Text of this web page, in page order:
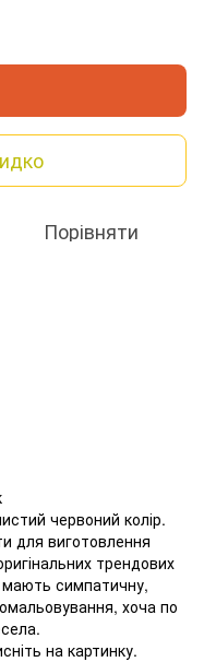
Порівняти
червоний колір.
для виготовлення
трендових
симпатичну,
хоча по
на картинку.